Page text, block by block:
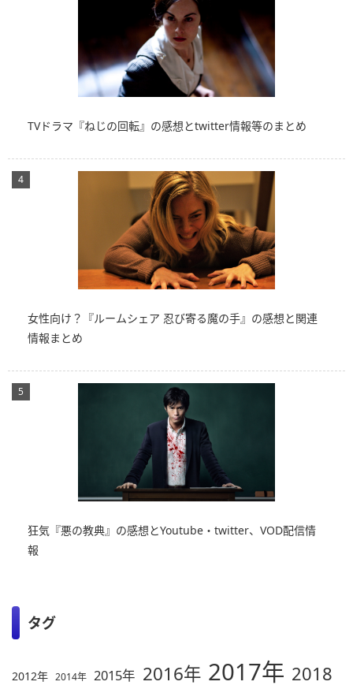
TVドラマ『ねじの回転』の感想とtwitter情報等のまとめ
女性向け？『ルームシェア 忍び寄る魔の手』の感想と関連
情報まとめ
狂気『悪の教典』の感想とYoutube・twitter、VOD配信情
報
タグ
2012年 2014年 2015年 2016年 2017年 2018